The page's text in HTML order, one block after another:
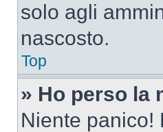
solo agli
nascosto.
Top
» Ho perso la
Niente panico!